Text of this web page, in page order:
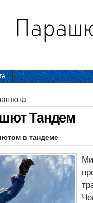
Тандем
в тандеме